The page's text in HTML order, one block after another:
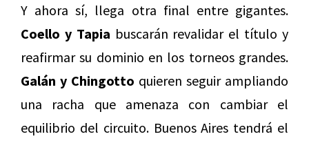
Y ahora sí, llega otra final entre gigantes.
Coello y Tapia buscarán revalidar el título y
reafirmar su dominio en los torneos grandes.
Galán y Chingotto quieren seguir ampliando
una racha que amenaza con cambiar el
equilibrio del circuito. Buenos Aires tendrá el